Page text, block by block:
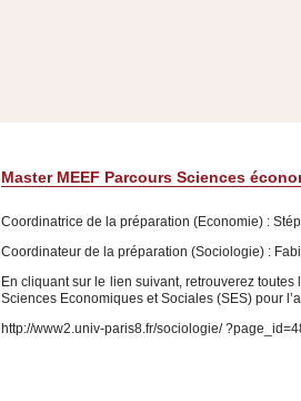
Master MEEF Parcours Sciences
Coordinatrice de la préparation (Economie) :
Coordinateur de la préparation (Sociologie) :
En cliquant sur le lien suivant, retrouverez
Sciences Economiques et Sociales (SES) pour
http://www2.univ-paris8.fr/sociologie/